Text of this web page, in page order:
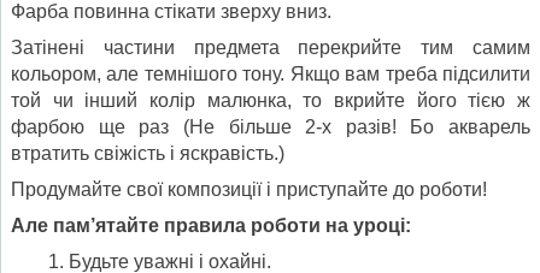
Фарба повинна стікати зверху вниз.
Затінені частини предмета перекрийте тим самим
кольором, але темнішого тону. Якщо вам треба підсилити
той чи інший колір малюнка, то вкрийте його тією ж
фарбою ще раз (Не більше 2-х разів! Бо акварель
втратить свіжість і яскравість.)
Продумайте свої композиції і приступайте до роботи!
Але пам’ятайте правила роботи на уроці:
Будьте уважні і охайні.